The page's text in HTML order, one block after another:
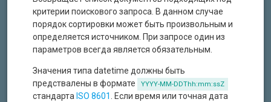
критерии поискового запроса. В данном случае
порядок сортировки может быть произвольным и
определяется источником. При запросе один из
параметров всегда является обязательным.
Значения типа datetime должны быть
предствалены в формате
YYYY-MM-DDThh:mm:ssZ
стандарта ISO 8601
. Если время или точная дата